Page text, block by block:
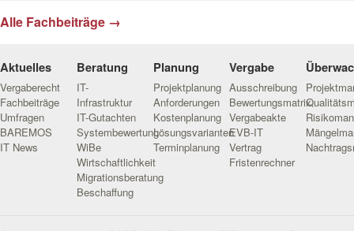
Alle Fachbeiträge →
Aktuelles
Vergaberecht
Fachbeiträge
Umfragen
BAREMOS
IT News
Beratung
IT-
Infrastruktur
IT-Gutachten
Systembewertung
WiBe
Wirtschaftlichkeit
Migrationsberatung
Beschaffung
Planung
Projektplanung
Anforderungen
Kostenplanung
Lösungsvarianten
Terminplanung
Vergabe
Ausschreibung
Bewertungsmatrix
Vergabeakte
EVB-IT
Vertrag
Fristenrechner